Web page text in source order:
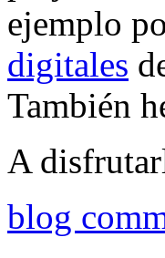
ejemplo
digitales
También
A
blog